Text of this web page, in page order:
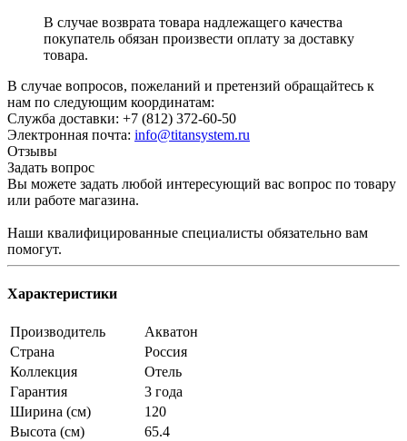
В случае возврата товара надлежащего качества
покупатель обязан произвести оплату за доставку
товара.
В случае вопросов, пожеланий и претензий обращайтесь к
нам по следующим координатам:
Служба доставки: +7 (812) 372-60-50
Электронная почта: info@titansystem.ru
Отзывы
Задать вопрос
Вы можете задать любой интересующий вас вопрос по товару
или работе магазина.
Наши квалифицированные специалисты обязательно вам
помогут.
Характеристики
Производитель
Акватон
Страна
Россия
Коллекция
Отель
Гарантия
3 года
Ширина (см)
120
Высота (см)
65.4